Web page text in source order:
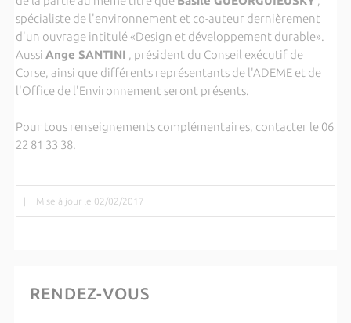
spécialiste de l'environnement et co-auteur dernièrement
d'un ouvrage intitulé «Design et développement durable».
Aussi Ange SANTINI , président du Conseil exécutif de
Corse, ainsi que différents représentants de l'ADEME et de
l'Office de l'Environnement seront présents.
Pour tous renseignements complémentaires, contacter le 06
22 81 33 38.
| Mise à jour le 02/02/2017
RENDEZ-VOUS